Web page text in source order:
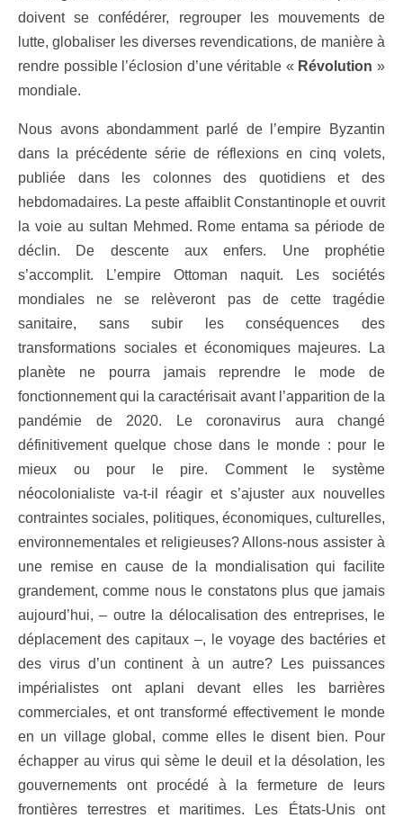
doivent se confédérer, regrouper les mouvements de
lutte, globaliser les diverses revendications, de manière à
rendre possible l’éclosion d’une véritable « Révolution »
mondiale.
Nous avons abondamment parlé de l’empire Byzantin
dans la précédente série de réflexions en cinq volets,
publiée dans les colonnes des quotidiens et des
hebdomadaires. La peste affaiblit Constantinople et ouvrit
la voie au sultan Mehmed. Rome entama sa période de
déclin. De descente aux enfers. Une prophétie
s’accomplit. L’empire Ottoman naquit. Les sociétés
mondiales ne se relèveront pas de cette tragédie
sanitaire, sans subir les conséquences des
transformations sociales et économiques majeures. La
planète ne pourra jamais reprendre le mode de
fonctionnement qui la caractérisait avant l’apparition de la
pandémie de 2020. Le coronavirus aura changé
définitivement quelque chose dans le monde : pour le
mieux ou pour le pire. Comment le système
néocolonialiste va-t-il réagir et s’ajuster aux nouvelles
contraintes sociales, politiques, économiques, culturelles,
environnementales et religieuses? Allons-nous assister à
une remise en cause de la mondialisation qui facilite
grandement, comme nous le constatons plus que jamais
aujourd’hui, – outre la délocalisation des entreprises, le
déplacement des capitaux –, le voyage des bactéries et
des virus d’un continent à un autre? Les puissances
impérialistes ont aplani devant elles les barrières
commerciales, et ont transformé effectivement le monde
en un village global, comme elles le disent bien. Pour
échapper au virus qui sème le deuil et la désolation, les
gouvernements ont procédé à la fermeture de leurs
frontières terrestres et maritimes. Les États-Unis ont